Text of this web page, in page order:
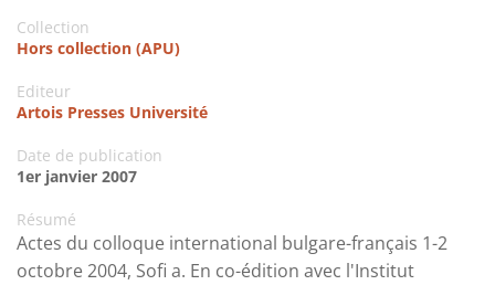
Collection
Hors collection (APU)
Editeur
Artois Presses Université
Date de publication
1er janvier 2007
Résumé
Actes du colloque international bulgare-français 1-2
octobre 2004, Sofi a. En co-édition avec l'Institut